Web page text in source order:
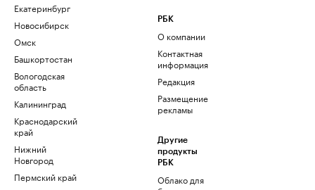
Екатеринбург
Новосибирск
Омск
Башкортостан
Вологодская
область
Калининград
Краснодарский
край
Нижний
Новгород
Пермский край
РБК
О компании
Контактная
информация
Редакция
Размещение
рекламы
Другие
продукты
РБК
Облако для